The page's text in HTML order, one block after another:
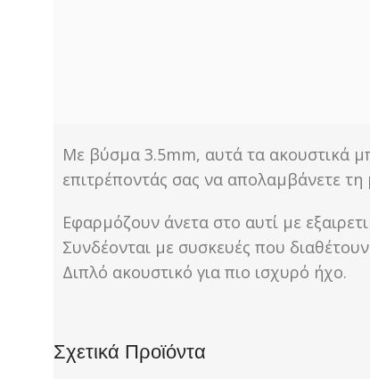
Με βύσμα 3.5mm, αυτά τα ακουστικά
επιτρέποντάς σας να απολαμβάνετε τη
Εφαρμόζουν άνετα στο αυτί με
Συνδέονται με συσκευές που
Διπλό ακουστικό για πιο ισχυρό ήχο.
Σχετικά Προϊόντα